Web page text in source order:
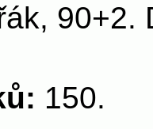
90+2.
150.